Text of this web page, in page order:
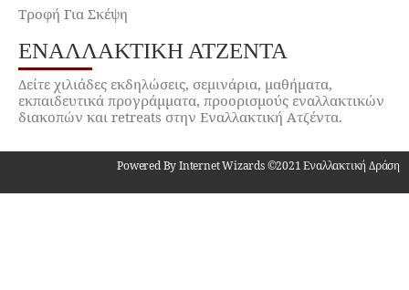
Τροφή Για Σκέψη
ΕΝΑΛΛΑΚΤΙΚΉ ΑΤΖΈΝΤΑ
Δείτε χιλιάδες εκδηλώσεις, σεμινάρια, μαθήματα,
εκπαιδευτικά προγράμματα, προορισμούς εναλλακτικών
διακοπών και retreats στην Εναλλακτική Ατζέντα.
Powered By Internet Wizards ©2021 Εναλλακτική Δράση